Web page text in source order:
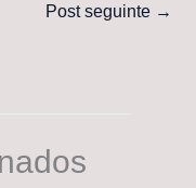
Post seguinte →